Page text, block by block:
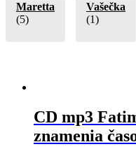
Maretta
(5)
Vašečka
(1)
CD mp3
znamenia